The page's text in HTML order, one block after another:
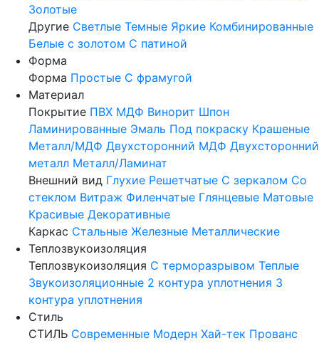
Золотые
Другие Светлые Темные Яркие Комбинированные
Белые с золотом С патиной
Форма
Форма Простые С фрамугой
Материал
Покрытие ПВХ МДФ Винорит Шпон
Ламинированные Эмаль Под покраску Крашеные
Металл/МДФ Двухсторонний МДФ Двухсторонний
металл Металл/Ламинат
Внешний вид Глухие Решетчатые С зеркалом Со
стеклом Витраж Филенчатые Глянцевые Матовые
Красивые Декоративные
Каркас Стальные Железные Металлические
Теплозвукоизоляция
Теплозвукоизоляция С терморазрывом Теплые
Звукоизоляционные 2 контура уплотнения 3
контура уплотнения
Стиль
СТИЛЬ Современные Модерн Хай-тек Прованс